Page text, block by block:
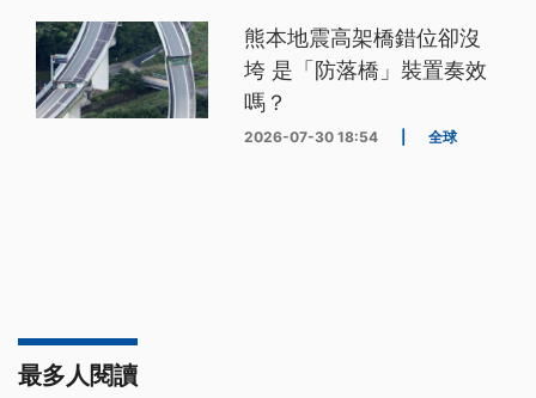
熊本地震高架橋錯位卻沒
垮 是「防落橋」裝置奏效
嗎？
2026-07-30 18:54 全球
最多人閱讀